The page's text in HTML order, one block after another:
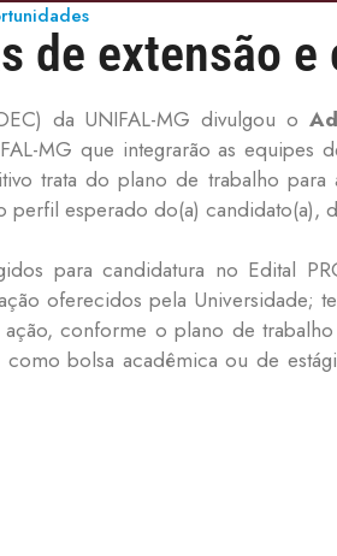
de extensão
da UNIFAL-MG divulgou o
MG que integrarão as equipes
trata do plano de trabalho
esperado do(a) candidato(a),
para candidatura no Edital
oferecidos pela Universidade;
ação, conforme o plano de
bolsa acadêmica ou de